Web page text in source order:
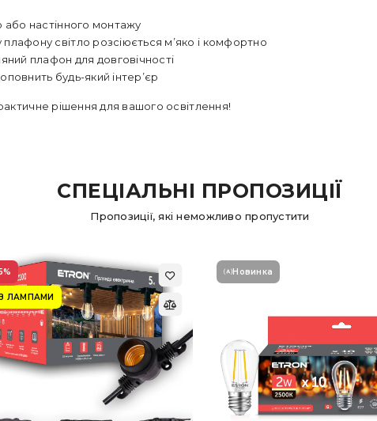
або настінного монтажу
світло розсіюється м’яко і комфортно
плафон для довговічності
будь-який інтер’єр
рішення для вашого освітлення!
СПЕЦІАЛЬНІ ПРОПОЗИЦІЇ
Пропозиції, які неможливо пропустити
%
ЛАМПАМИ
Новинка